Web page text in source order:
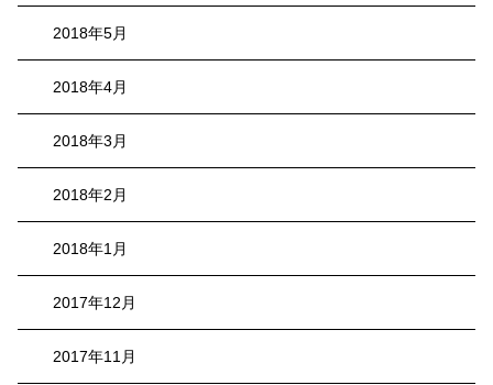
2018年5月
2018年4月
2018年3月
2018年2月
2018年1月
2017年12月
2017年11月